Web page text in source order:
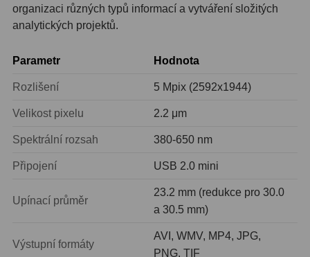
Filtry L-RGB7
Filtry IR-Block
Filtry Clip
Filtry CCD Hα, OIII
Pointace
Zaostřovací masky
organizaci různých typů informací a vytváření složitých
analytických projektů.
Parametr Hodnota
Rozlišení 5 Mpix (2592x1944)
Velikost pixelu 2.2 μm
Spektrální rozsah 380-650 nm
Připojení USB 2.0 mini
Upínací průměr
23.2 mm (redukce pro 30.0
a 30.5 mm)
Výstupní formáty
AVI, WMV, MP4, JPG,
PNG, TIF